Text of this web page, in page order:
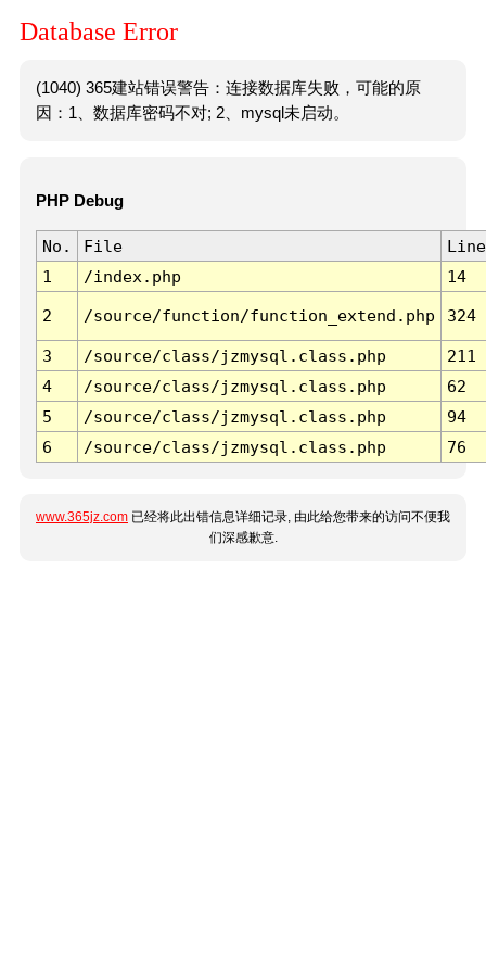
Database Error
(1040) 365建站错误警告：连接数据库失败，可能的原
因：1、数据库密码不对; 2、mysql未启动。
PHP Debug
No. File
Line
1
/index.php 14
2 /source/function/function_extend.php 324
3 /source/class/jzmysql.class.php
211
4
/source/class/jzmysql.class.php
62
5
/source/class/jzmysql.class.php
94
6
/source/class/jzmysql.class.php 76
www.365jz.com 已经将此出错信息详细记录, 由此给您带来的访问不便我
们深感歉意.